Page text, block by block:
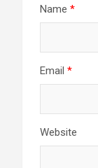
Name *
Email *
Website